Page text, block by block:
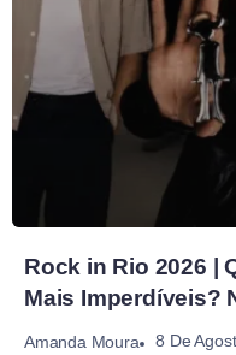
Rock in Rio 2026 |
Mais Imperdíveis?
Amanda Moura 8 De